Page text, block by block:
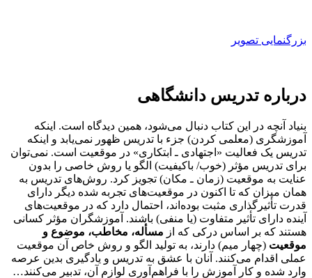
بزرگنمایی تصویر
درباره تدریس دانشگاهی
بنیاد آنچه در این کتاب دنبال می‌شود، همین دیدگاه است. اینکه
آموزشگری (معلمی کردن) جزء با تدریس ظهور نمی‌یابد و اینکه
تدریس یک فعالیت «اجتهادی ـ ابتکاری» در موقعیت است. نمی‌توان
برای تدریس مؤثر (خوب/ باکیفیت) الگو یا روش خاصی را بدون
عنایت به موقعیت (زمان ـ مکان) تجویز کرد. روش‌های تدریس به
همان میزان که تا اکنون در موقعیت‌های تجربه شده دیگر دارای
قدرت تأثیرگذاری مثبت بوده‌اند، احتمال دارد که در موقعیت‌های
آینده دارای تأثیر متفاوت (یا منفی) باشند. آموزشگران مؤثر کسانی
هستند که بر اساس درکی که از مسأله، مخاطب، موضوع و
موقعیت (چهار میم) دارند، به تولید الگو و روش خاص آن موقعیت
عملی اقدام می‌کنند. آنان با عشق به تدریس و یادگیری بدین عرصه
وارد شده و کار آموزش را با فراهم‌آوری لوازم آن، تدبیر می‌کنند…